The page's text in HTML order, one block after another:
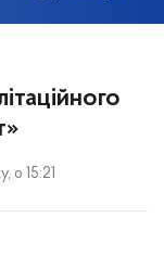
о 15:21